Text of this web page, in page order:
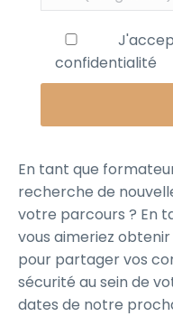
confidentialité
En tant que
recherche de
votre parcours ? En
vous aimeriez
pour partager vos
sécurité au sein de
dates de notre